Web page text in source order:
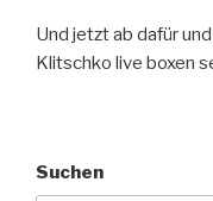
Und jetzt ab dafür
Klitschko live boxen
Suchen